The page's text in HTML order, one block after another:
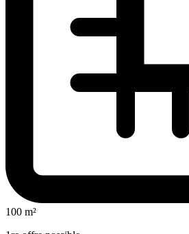
100 m²